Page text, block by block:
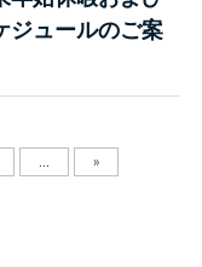
ジュールのご案
...
»